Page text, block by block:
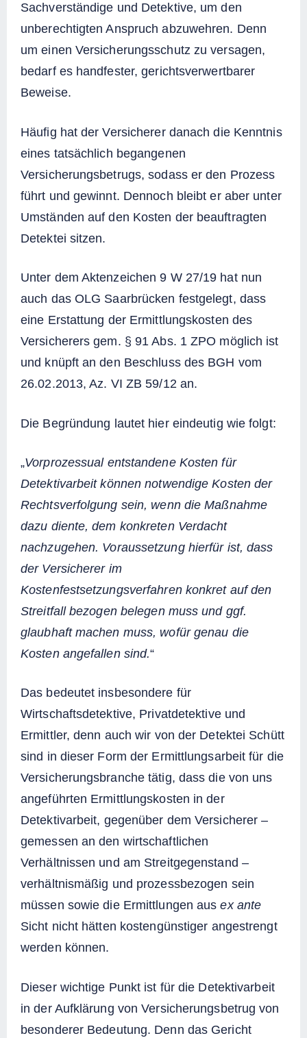
Sachverständige und Detektive, um den
unberechtigten Anspruch abzuwehren. Denn
um einen Versicherungsschutz zu versagen,
bedarf es handfester, gerichtsverwertbarer
Beweise.
Häufig hat der Versicherer danach die Kenntnis
eines tatsächlich begangenen
Versicherungsbetrugs, sodass er den Prozess
führt und gewinnt. Dennoch bleibt er aber unter
Umständen auf den Kosten der beauftragten
Detektei sitzen.
Unter dem Aktenzeichen 9 W 27/19 hat nun
auch das OLG Saarbrücken festgelegt, dass
eine Erstattung der Ermittlungskosten des
Versicherers gem. § 91 Abs. 1 ZPO möglich ist
und knüpft an den Beschluss des BGH vom
26.02.2013, Az. VI ZB 59/12 an.
Die Begründung lautet hier eindeutig wie folgt:
„Vorprozessual entstandene Kosten für
Detektivarbeit können notwendige Kosten der
Rechtsverfolgung sein, wenn die Maßnahme
dazu diente, dem konkreten Verdacht
nachzugehen. Voraussetzung hierfür ist, dass
der Versicherer im
Kostenfestsetzungsverfahren konkret auf den
Streitfall bezogen belegen muss und ggf.
glaubhaft machen muss, wofür genau die
Kosten angefallen sind.“
Das bedeutet insbesondere für
Wirtschaftsdetektive, Privatdetektive und
Ermittler, denn auch wir von der Detektei Schütt
sind in dieser Form der Ermittlungsarbeit für die
Versicherungsbranche tätig, dass die von uns
angeführten Ermittlungskosten in der
Detektivarbeit, gegenüber dem Versicherer –
gemessen an den wirtschaftlichen
Verhältnissen und am Streitgegenstand –
verhältnismäßig und prozessbezogen sein
müssen sowie die Ermittlungen ausex ante
Sicht nicht hätten kostengünstiger angestrengt
werden können.
Dieser wichtige Punkt ist für die Detektivarbeit
in der Aufklärung von Versicherungsbetrug von
besonderer Bedeutung. Denn das Gericht